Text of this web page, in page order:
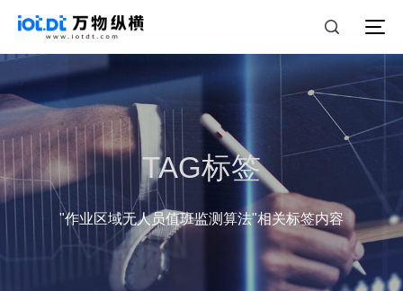
TAG标签
"作业区域无人员值班监测算法"相关标签内容